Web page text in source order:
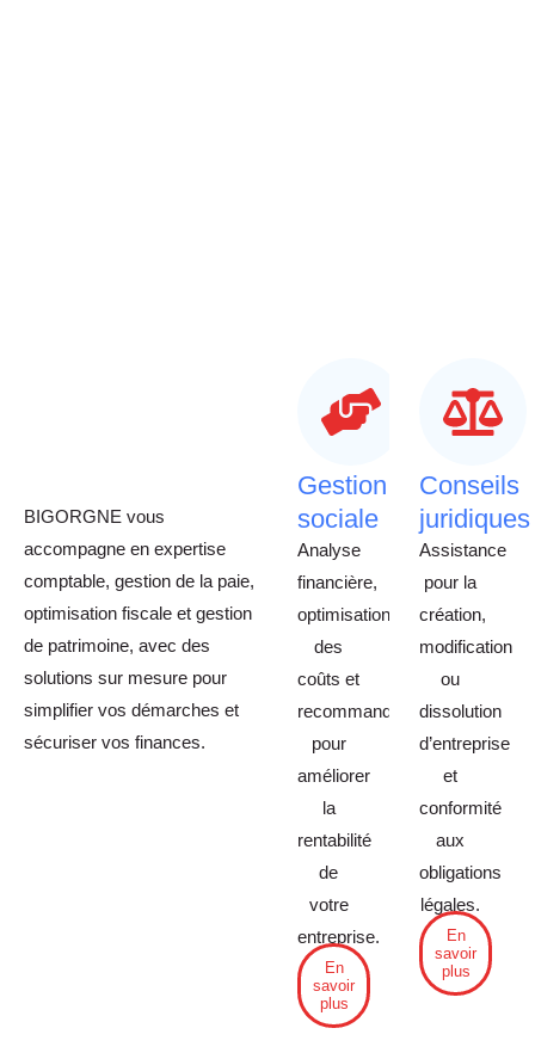
BIGORGNE vous
accompagne en expertise
comptable, gestion de la paie,
optimisation fiscale et gestion
de patrimoine, avec des
solutions sur mesure pour
simplifier vos démarches et
sécuriser vos finances.
Gestion
sociale
Analyse
financière,
optimisation
des
coûts et
recommandations
pour
améliorer
la
rentabilité
de
votre
entreprise.
En
savoir
plus
Conseils
juridiques
Assistance
pour la
création,
modification
ou
dissolution
d’entreprise
et
conformité
aux
obligations
légales.
En
savoir
plus